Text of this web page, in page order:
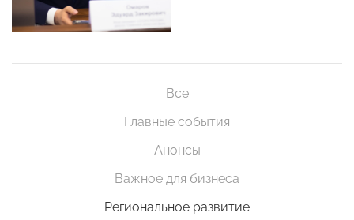
Все
Главные события
Анонсы
Важное для бизнеса
Региональное развитие